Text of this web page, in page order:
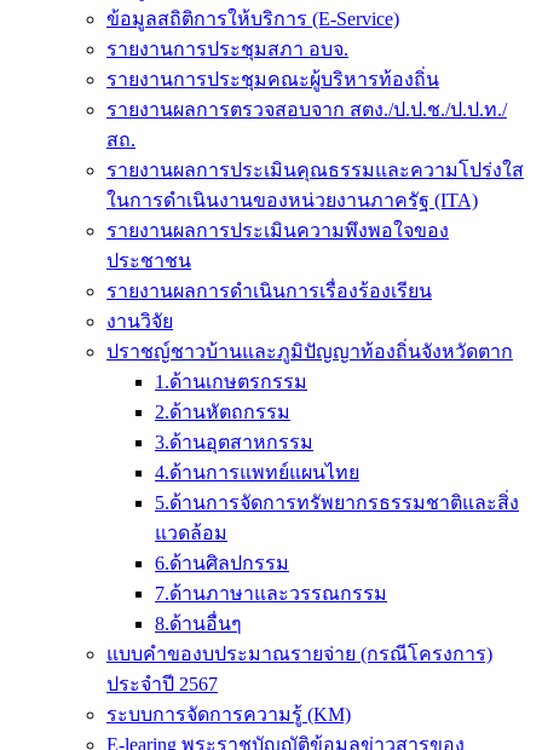
ข้อมูลสถิติการให้บริการ (E-Service)
รายงานการประชุมสภา อบจ.
รายงานการประชุมคณะผู้บริหารท้องถิ่น
รายงานผลการตรวจสอบจาก สตง./ป.ป.ช./ป.ป.ท./
สถ.
รายงานผลการประเมินคุณธรรมและความโปร่งใส
ในการดำเนินงานของหน่วยงานภาครัฐ (ITA)
รายงานผลการประเมินความพึงพอใจของ
ประชาชน
รายงานผลการดำเนินการเรื่องร้องเรียน
งานวิจัย
ปราชญ์ชาวบ้านและภูมิปัญญาท้องถิ่นจังหวัดตาก
1.ด้านเกษตรกรรม
2.ด้านหัตถกรรม
3.ด้านอุตสาหกรรม
4.ด้านการแพทย์แผนไทย
5.ด้านการจัดการทรัพยากรธรรมชาติและสิ่ง
แวดล้อม
6.ด้านศิลปกรรม
7.ด้านภาษาและวรรณกรรม
8.ด้านอื่นๆ
แบบคำของบประมาณรายจ่าย (กรณีโครงการ)
ประจำปี 2567
ระบบการจัดการความรู้ (KM)
E-learing พระราชบัญญัติข้อมูลข่าวสารของ